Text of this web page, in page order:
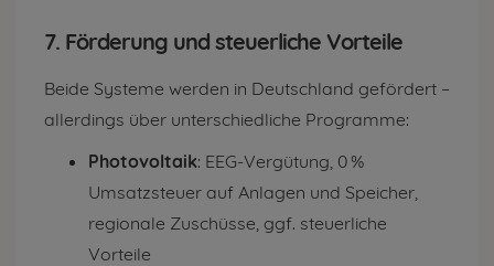
7. Förderung und steuerliche Vorteile
Beide Systeme werden in Deutschland gefördert –
allerdings über unterschiedliche Programme:
Photovoltaik: EEG-Vergütung, 0 %
Umsatzsteuer auf Anlagen und Speicher,
regionale Zuschüsse, ggf. steuerliche
Vorteile